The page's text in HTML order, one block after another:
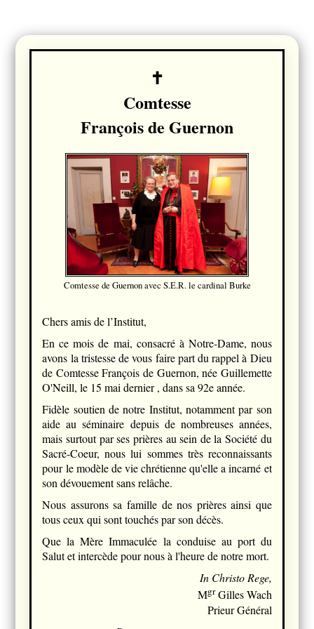
Comtesse
François de Guernon
Comtesse de Guernon avec S.E.R. le cardinal Burke
Chers amis de l’Institut,
En ce mois de mai, consacré à Notre-Dame, nous
avons la tristesse de vous faire part du rappel à Dieu
de Comtesse François de Guernon, née Guillemette
O'Neill, le 15 mai dernier , dans sa 92e année.
Fidèle soutien de notre Institut, notamment par son
aide au séminaire depuis de nombreuses années,
mais surtout par ses prières au sein de la Société du
Sacré-Coeur, nous lui sommes très reconnaissants
pour le modèle de vie chrétienne qu'elle a incarné et
son dévouement sans relâche.
Nous assurons sa famille de nos prières ainsi que
tous ceux qui sont touchés par son décès.
Que la Mère Immaculée la conduise au port du
Salut et intercède pour nous à l'heure de notre mort.
In Christo Rege,
MgrGilles Wach
Prieur Général